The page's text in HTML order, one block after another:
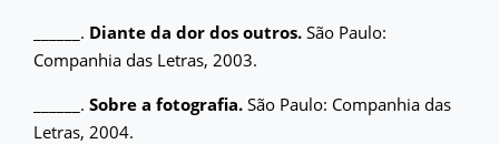
______. Diante da dor dos outros. São Paulo:
Companhia das Letras, 2003.
______. Sobre a fotografia. São Paulo: Companhia das
Letras, 2004.